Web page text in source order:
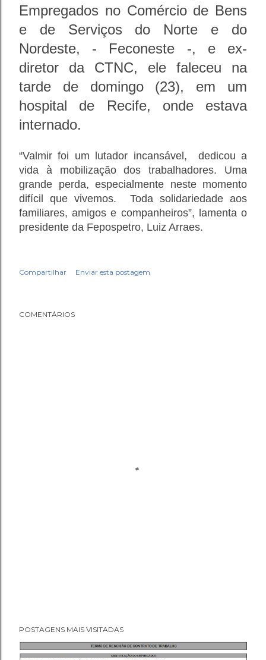
Empregados no Comércio de Bens
e de Serviços do Norte e do
Nordeste, - Feconeste -, e ex-
diretor da CTNC, ele faleceu na
tarde de domingo (23), em um
hospital de Recife, onde estava
internado.
“Valmir foi um lutador incansável, dedicou a
vida à mobilização dos trabalhadores. Uma
grande perda, especialmente neste momento
difícil que vivemos. Toda solidariedade aos
familiares, amigos e companheiros”, lamenta o
presidente da Fepospetro, Luiz Arraes.
Compartilhar Enviar esta postagem
COMENTÁRIOS
POSTAGENS MAIS VISITADAS